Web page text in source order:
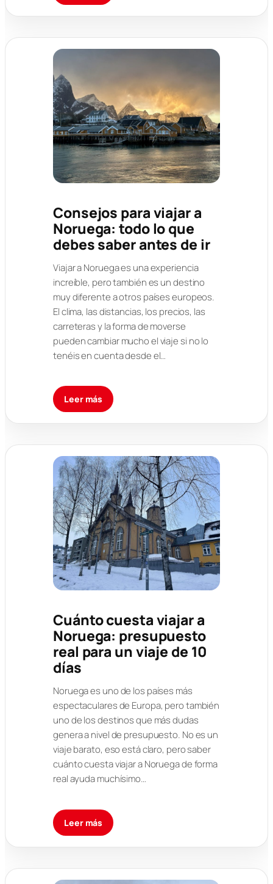
Consejos para viajar a
Noruega: todo lo que
debes saber antes de ir
Viajar a Noruega es una experiencia
increíble, pero también es un destino
muy diferente a otros países europeos.
El clima, las distancias, los precios, las
carreteras y la forma de moverse
pueden cambiar mucho el viaje si no lo
tenéis en cuenta desde el…
Leer más
Cuánto cuesta viajar a
Noruega: presupuesto
real para un viaje de 10
días
Noruega es uno de los países más
espectaculares de Europa, pero también
uno de los destinos que más dudas
genera a nivel de presupuesto. No es un
viaje barato, eso está claro, pero saber
cuánto cuesta viajar a Noruega de forma
real ayuda muchísimo…
Leer más